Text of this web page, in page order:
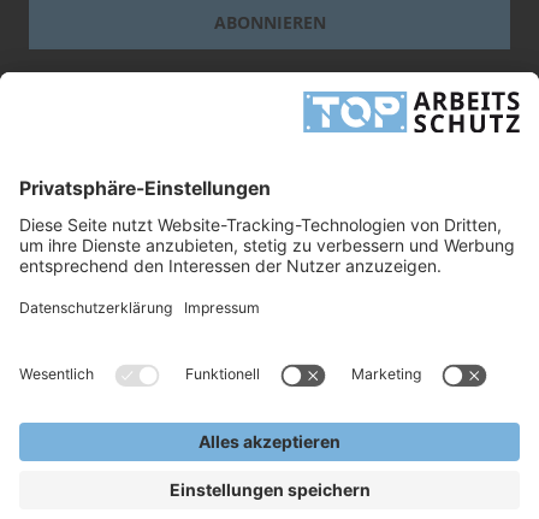
ABONNIEREN
Dieses Formular ist durch reCAPTCHA geschützt - es gelten dieGoogle-
-Geschäftsbedingungen.
UNTERNEHMEN
RECHTLICHES
TOP ARBEITSSCHUTZ GMBH
24568 Kaltenkirchen
Fax +49 41 91/72 26 18-99
www.top-arbeitsschutz.de
Copyright © 2026, TOP Arbeitsschutz GmbH.